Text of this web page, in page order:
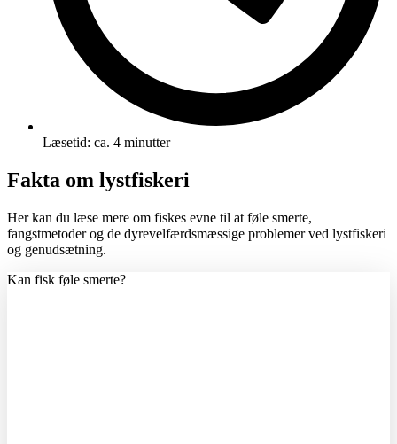
Læsetid: ca. 4 minutter
Fakta om lystfiskeri
Her kan du læse mere om fiskes evne til at føle smerte,
fangstmetoder og de dyrevelfærdsmæssige problemer ved lystfiskeri
og genudsætning.
Kan fisk føle smerte?